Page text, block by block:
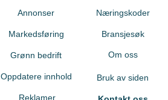
Annonser
Markedsføring
Grønn bedrift
Oppdatere innhold
Reklamer
Næringskoder
Bransjesøk
Om oss
Bruk av siden